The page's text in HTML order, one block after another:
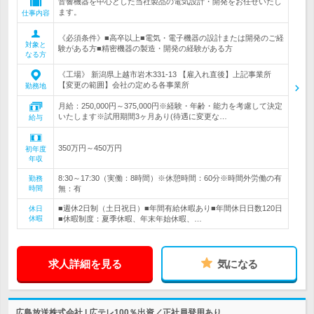
仕事内容
ます。
対象と
なる方
《必須条件》■高卒以上■電気・電子機器の設計または開発のご経
験がある方■精密機器の製造・開発の経験がある方
勤務地
《工場》 新潟県上越市岩木331-13 【雇入れ直後】上記事業所
【変更の範囲】会社の定める各事業所
給与
月給：250,000円～375,000円※経験・年齢・能力を考慮して決定
いたします※試用期間3ヶ月あり(待遇に変更な…
初年度
年収
350万円～450万円
勤務
時間
8:30～17:30（実働：8時間）※休憩時間：60分※時間外労働の有
無：有
休日
休暇
■週休2日制（土日祝日）■年間有給休暇あり■年間休日日数120日
■休暇制度：夏季休暇、年末年始休暇、…
求人詳細を見る 気になる